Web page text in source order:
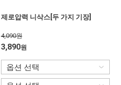
제로압력 니삭스[두 가지 기장]
4,090원
3,890원